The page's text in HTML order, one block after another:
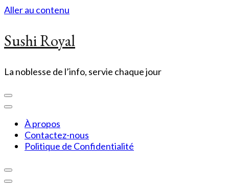
Aller au contenu
Sushi Royal
La noblesse de l’info, servie chaque jour
À propos
Contactez-nous
Politique de Confidentialité